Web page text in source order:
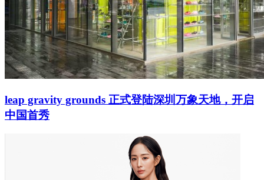
leap gravity grounds 正式登陆深圳万象天地，开启
中国首秀